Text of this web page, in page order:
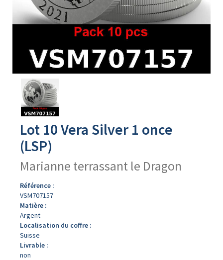
produit
Lot 10 Vera Silver 1 once
(LSP)
Marianne terrassant le Dragon
Référence :
VSM707157
Matière :
Argent
Localisation du coffre :
Suisse
Livrable :
non